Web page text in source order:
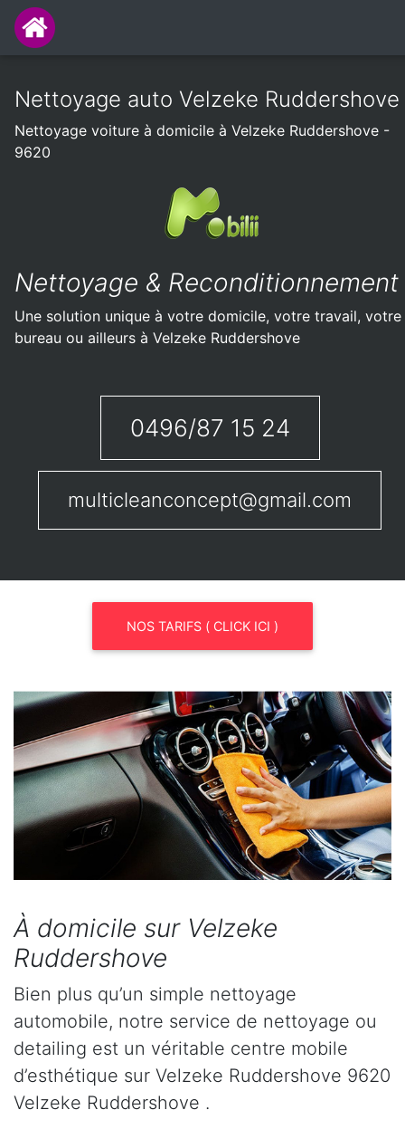
Nettoyage auto Velzeke Ruddershove
Nettoyage voiture à domicile à Velzeke Ruddershove -
9620
Nettoyage & Reconditionnement
Une solution unique à votre domicile, votre travail, votre
bureau ou ailleurs à Velzeke Ruddershove
0496/87 15 24
multicleanconcept@gmail.com
NOS TARIFS ( CLICK ICI )
À domicile sur Velzeke
Ruddershove
Bien plus qu’un simple nettoyage
automobile, notre service de nettoyage ou
detailing est un véritable centre mobile
d’esthétique sur Velzeke Ruddershove 9620
Velzeke Ruddershove .